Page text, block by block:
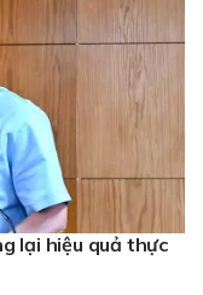
lại hiệu quả thực